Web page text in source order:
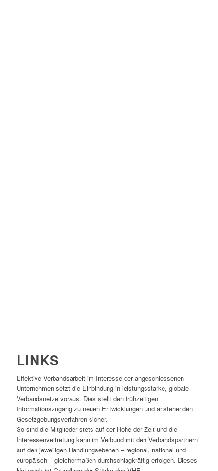
LINKS
Effektive Verbandsarbeit im Interesse der angeschlossenen
Unternehmen setzt die Einbindung in leistungsstarke, globale
Verbandsnetze voraus. Dies stellt den frühzeitigen
Informationszugang zu neuen Entwicklungen und anstehenden
Gesetzgebungsverfahren sicher.
So sind die Mitglieder stets auf der Höhe der Zeit und die
Interessenvertretung kann im Verbund mit den Verbandspartnern
auf den jeweiligen Handlungsebenen – regional, national und
europäisch – gleichermaßen durchschlagkräftig erfolgen. Dieses